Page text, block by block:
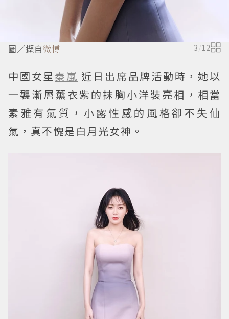
圖／擷自微博 3/12
中國女星 秦嵐 近日出席品牌活動時，她以
一襲漸層薰衣紫的抹胸小洋裝亮相，相當
素雅有氣質，小露性感的風格卻不失仙
氣，真不愧是白月光女神。